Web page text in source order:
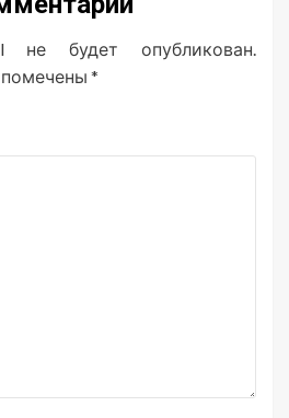
не будет опубликован.
помечены *